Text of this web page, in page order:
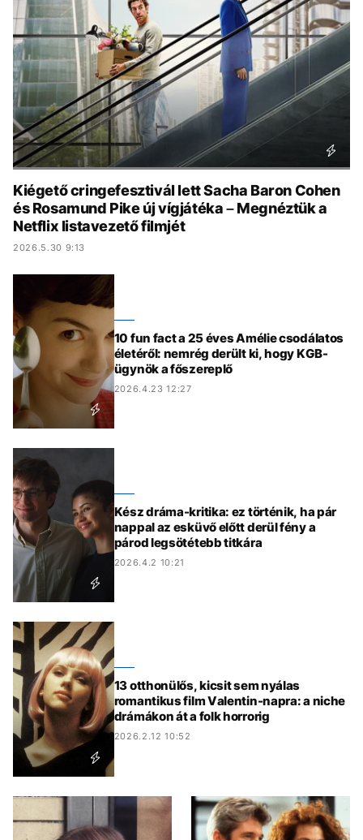
KÖZÉLET UTAZÁS
ÉLETMÓD DESIGN
BESZÉLGETÉSEK ARCOK
VIDEÓ TÖRTÉNETEK
GASZTRO
Kiégető cringefesztivál lett Sacha Baron Cohen
és Rosamund Pike új vígjátéka – Megnéztük a
Netflix listavezető filmjét
2026.5.30 9:13
10 fun fact a 25 éves Amélie csodálatos
életéről: nemrég derült ki, hogy KGB-
ügynök a főszereplő
2026.4.23 12:27
Kész dráma-kritika: ez történik, ha pár
nappal az esküvő előtt derül fény a
párod legsötétebb titkára
2026.4.2 10:21
13 otthonülős, kicsit sem nyálas
romantikus film Valentin-napra: a niche
drámákon át a folk horrorig
2026.2.12 10:52